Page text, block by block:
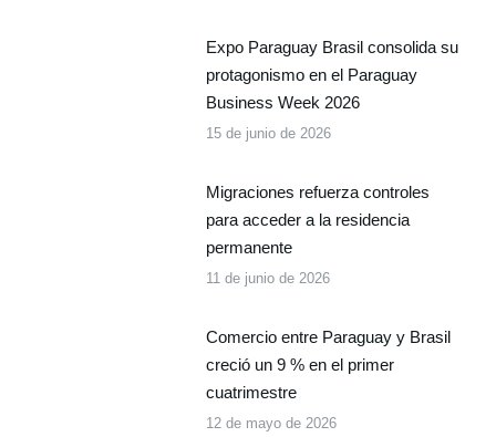
Expo Paraguay Brasil consolida su
protagonismo en el Paraguay
Business Week 2026
15 de junio de 2026
Migraciones refuerza controles
para acceder a la residencia
permanente
11 de junio de 2026
Comercio entre Paraguay y Brasil
creció un 9 % en el primer
cuatrimestre
12 de mayo de 2026